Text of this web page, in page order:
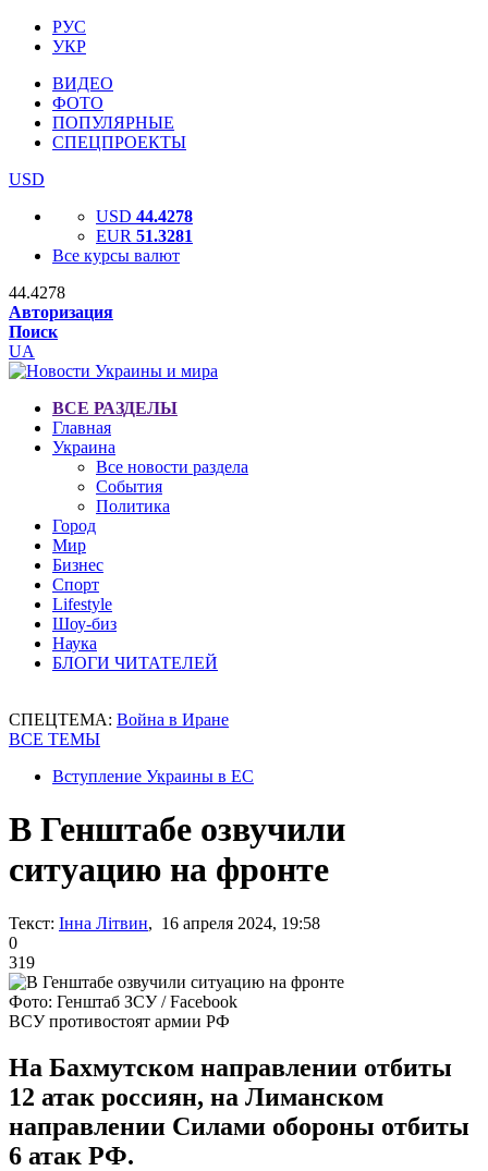
РУС
УКР
ВИДЕО
ФОТО
ПОПУЛЯРНЫЕ
СПЕЦПРОЕКТЫ
USD
USD 44.4278
EUR 51.3281
Все курсы валют
44.4278
Авторизация
Поиск
UA
ВСЕ РАЗДЕЛЫ
Главная
Украина
Все новости раздела
События
Политика
Город
Мир
Бизнес
Спорт
Lifestyle
Шоу-биз
Наука
БЛОГИ ЧИТАТЕЛЕЙ
СПЕЦТЕМА: Война в Иране
ВСЕ ТЕМЫ
Вступление Украины в ЕС
В Генштабе озвучили
ситуацию на фронте
Текст: Інна Літвин, 16 апреля 2024, 19:58
0
319
Фото: Генштаб ЗСУ / Facebook
ВСУ противостоят армии РФ
На Бахмутском направлении отбиты
12 атак россиян, на Лиманском
направлении Силами обороны отбиты
6 атак РФ.